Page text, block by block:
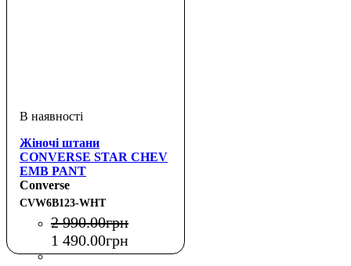
Жіночі штани
CONVERSE STAR CHEV
EMB PANT
Converse
CVW6B123-WHT
2 990.00грн
1 490.00грн